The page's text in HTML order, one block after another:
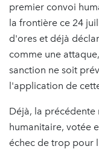
premier convoi
la frontière ce 24
d'ores et déjà
comme une
sanction ne soit
l'application de
Déjà, la
humanitaire, votée
échec de trop pour